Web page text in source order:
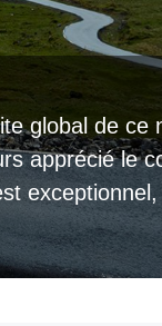
global de ce
apprécié le